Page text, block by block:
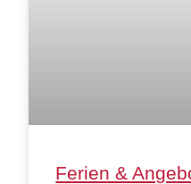
Ferien &